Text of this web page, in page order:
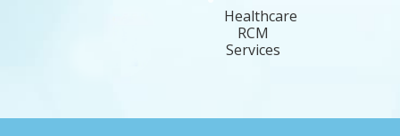
Healthcare
RCM
Services